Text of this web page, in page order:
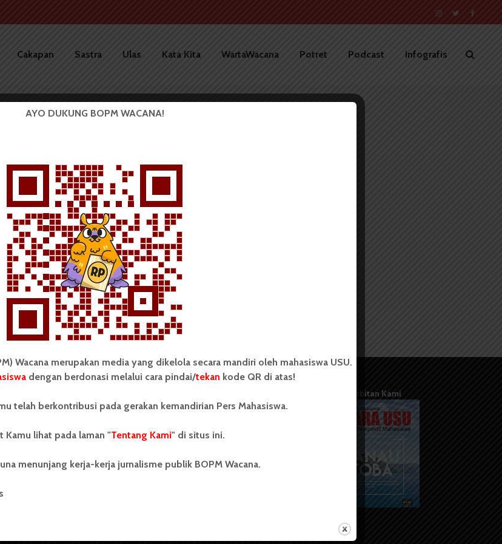
Cakapan Sastra Ulas Kata Kita WartaWacana Potret Podcast Infografis
LBF Adakan Pentas Seni
Karoja
Redaksi 5 Februari 2017 2 menit waktu baca
mahasiswa
Utara (USU).
Mahasiswa
SUARA
1 Juli 1995.
Info Iklan
Pedoman Media Siber
Terbitan Kami
AYO DUKUNG BOPM WACANA!
Wacana merupakan media yang dikelola secara mandiri oleh mahasiswa USU.
dengan berdonasi melalui cara pindai/tekan kode QR di atas!
telah berkontribusi pada gerakan kemandirian Pers Mahasiswa.
Kamu lihat pada laman "Tentang Kami" di situs ini.
menunjang kerja-kerja jurnalisme publik BOPM Wacana.